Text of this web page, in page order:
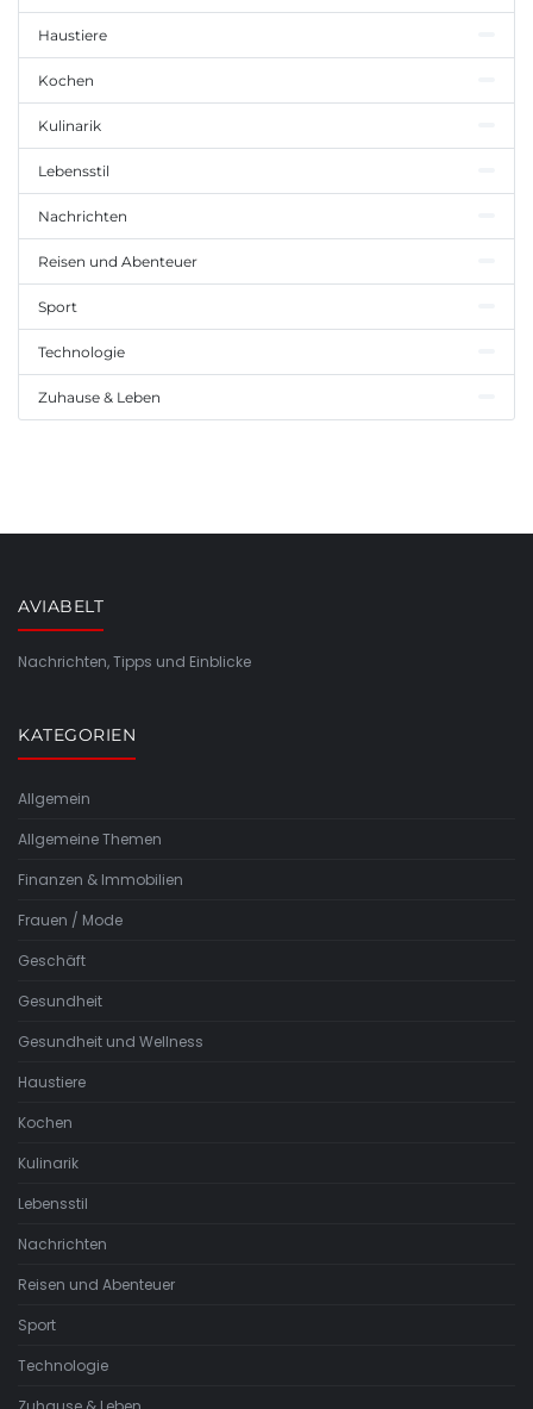
Haustiere
Kochen
Kulinarik
Lebensstil
Nachrichten
Reisen und Abenteuer
Sport
Technologie
Zuhause & Leben
AVIABELT
Nachrichten, Tipps und Einblicke
KATEGORIEN
Allgemein
Allgemeine Themen
Finanzen & Immobilien
Frauen / Mode
Geschäft
Gesundheit
Gesundheit und Wellness
Haustiere
Kochen
Kulinarik
Lebensstil
Nachrichten
Reisen und Abenteuer
Sport
Technologie